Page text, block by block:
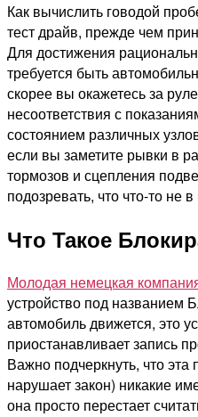
Как вычислить говодой
тест драйв, прежде чем
Для достижения
требуется быть
скорее вы окажетесь за
несоответствия с
состоянием различных
если вы заметите рывки в
тормозов и сцепления
подозревать, что что-то не
Что Такое
Молодая немецкая
устройство под названием
автомобиль движется, это
приостанавливает запись
Важно подчеркнуть, что эта
нарушает закон) никакие
она просто перестает